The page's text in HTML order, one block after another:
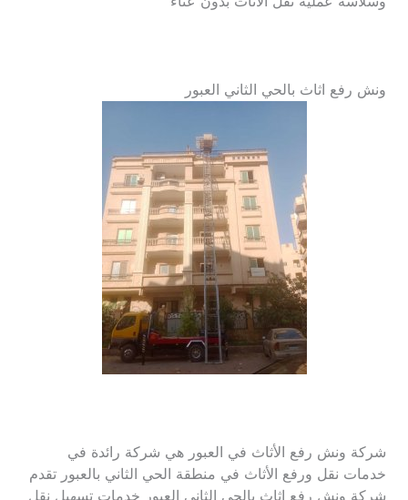
ونش رفع اثاث بالحي الثاني العبور
شركة ونش رفع الأثاث في العبور هي شركة رائدة في
خدمات نقل ورفع الأثاث في منطقة الحي الثاني بالعبور تقدم
شركة ونش رفع اثاث بالحي الثاني العبور خدمات تسهيل نقل